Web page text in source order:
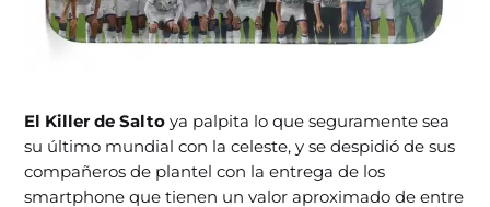
El Killer de Salto ya palpita lo que seguramente sea
su último mundial con la celeste, y se despidió de sus
compañeros de plantel con la entrega de los
smartphone que tienen un valor aproximado de entre